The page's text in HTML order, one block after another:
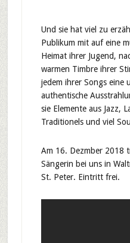
Und sie hat viel zu
Publikum mit auf eine
Heimat ihrer Jugend,
warmen Timbre ihrer
jedem ihrer Songs eine
authentische
sie Elemente aus Jazz,
Traditionels und viel
Am 16. Dezmber 2018
Sängerin bei uns in
St. Peter. Eintritt frei.